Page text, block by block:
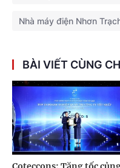
Nhà máy điện Nhơn
BÀI VIẾT CÙNG